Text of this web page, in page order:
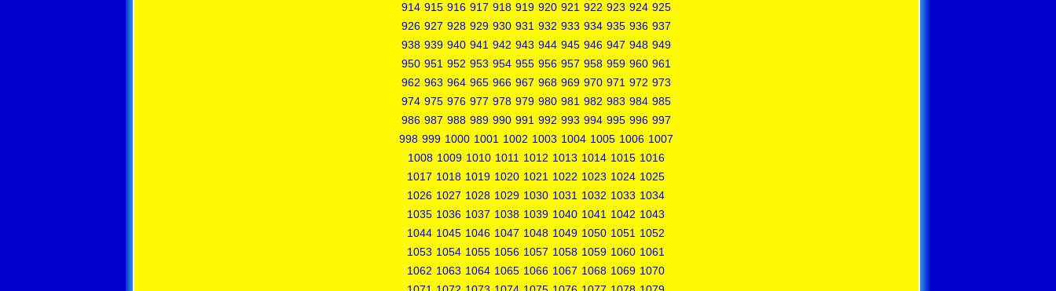
914 915 916 917 918 919 920 921 922 923 924 925
926 927 928 929 930 931 932 933 934 935 936 937
938 939 940 941 942 943 944 945 946 947 948 949
950 951 952 953 954 955 956 957 958 959 960 961
962 963 964 965 966 967 968 969 970 971 972 973
974 975 976 977 978 979 980 981 982 983 984 985
986 987 988 989 990 991 992 993 994 995 996 997
998 999 1000 1001 1002 1003 1004 1005 1006 1007
1008 1009 1010 1011 1012 1013 1014 1015 1016
1017 1018 1019 1020 1021 1022 1023 1024 1025
1026 1027 1028 1029 1030 1031 1032 1033 1034
1035 1036 1037 1038 1039 1040 1041 1042 1043
1044 1045 1046 1047 1048 1049 1050 1051 1052
1053 1054 1055 1056 1057 1058 1059 1060 1061
1062 1063 1064 1065 1066 1067 1068 1069 1070